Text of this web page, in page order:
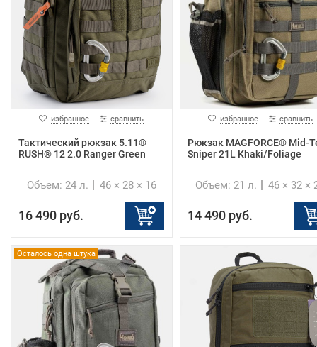
избранное сравнить
Тактический рюкзак 5.11®
RUSH® 12 2.0 Ranger Green
46 × 28 × 16
Объем: 24 л.
16 490 руб.
избранное сравнить
Рюкзак MAGFORCE® Mid-
Sniper 21L Khaki/Foliage
46 × 32 ×
Объем: 21 л.
14 490 руб.
Осталось одна штука